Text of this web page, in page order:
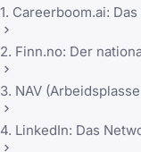
1. Careerboom.ai:
2. Finn.no: Der
3. NAV
4. LinkedIn: Das